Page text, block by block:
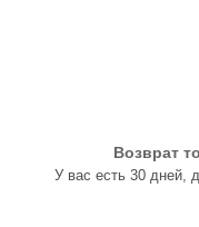
Возврат
У вас есть 30 дней,